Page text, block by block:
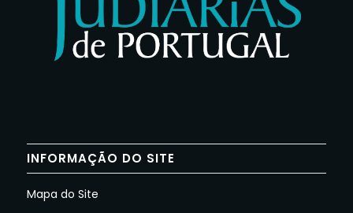
INFORMAÇÃO DO SITE
Mapa do Site